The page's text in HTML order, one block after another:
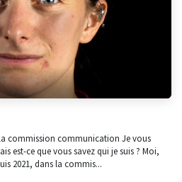
commission communication Je vous
est-ce que vous savez qui je suis ? Moi,
2021, dans la commis...